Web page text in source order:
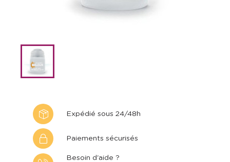
Expédié sous 24/48h
Paiements sécurisés
Besoin d'aide ?